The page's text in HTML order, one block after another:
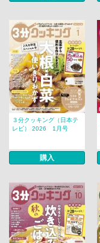
３分クッキング（日本テ
レビ） 2026 1月号
購入